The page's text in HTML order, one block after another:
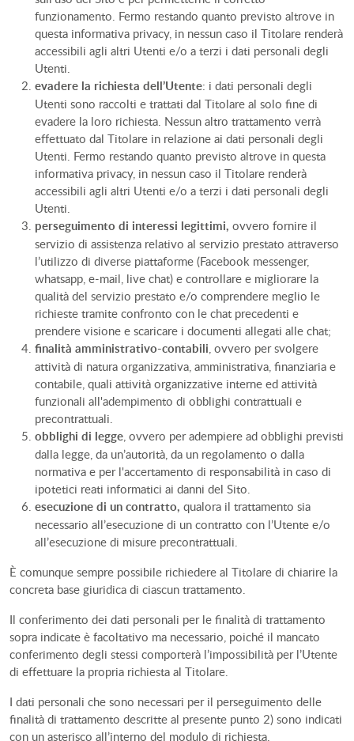
funzionamento. Fermo restando quanto previsto altrove in
questa informativa privacy, in nessun caso il Titolare renderà
accessibili agli altri Utenti e/o a terzi i dati personali degli
Utenti.
evadere la richiesta dell’Utente: i dati personali degli
Utenti sono raccolti e trattati dal Titolare al solo fine di
evadere la loro richiesta. Nessun altro trattamento verrà
effettuato dal Titolare in relazione ai dati personali degli
Utenti. Fermo restando quanto previsto altrove in questa
informativa privacy, in nessun caso il Titolare renderà
accessibili agli altri Utenti e/o a terzi i dati personali degli
Utenti.
perseguimento di interessi legittimi, ovvero fornire il
servizio di assistenza relativo al servizio prestato attraverso
l’utilizzo di diverse piattaforme (Facebook messenger,
whatsapp, e-mail, live chat) e controllare e migliorare la
qualità del servizio prestato e/o comprendere meglio le
richieste tramite confronto con le chat precedenti e
prendere visione e scaricare i documenti allegati alle chat;
finalità amministrativo-contabili, ovvero per svolgere
attività di natura organizzativa, amministrativa, finanziaria e
contabile, quali attività organizzative interne ed attività
funzionali all'adempimento di obblighi contrattuali e
precontrattuali.
obblighi di legge, ovvero per adempiere ad obblighi previsti
dalla legge, da un’autorità, da un regolamento o dalla
normativa e per l'accertamento di responsabilità in caso di
ipotetici reati informatici ai danni del Sito.
esecuzione di un contratto, qualora il trattamento sia
necessario all’esecuzione di un contratto con l’Utente e/o
all’esecuzione di misure precontrattuali.
È comunque sempre possibile richiedere al Titolare di chiarire la
concreta base giuridica di ciascun trattamento.
Il conferimento dei dati personali per le finalità di trattamento
sopra indicate è facoltativo ma necessario, poiché il mancato
conferimento degli stessi comporterà l’impossibilità per l’Utente
di effettuare la propria richiesta al Titolare.
I dati personali che sono necessari per il perseguimento delle
finalità di trattamento descritte al presente punto 2) sono indicati
con un asterisco all’interno del modulo di richiesta.